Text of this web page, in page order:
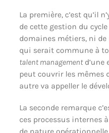
La première, c’est qu’il
de cette gestion du
domaines métiers, ni
qui serait commune à
talent managementd’une
peut couvrir les mêmes
autre va appeller le
La seconde remarque
ces processus internes
de nature